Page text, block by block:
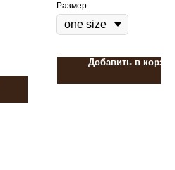
Размер
Добавить в